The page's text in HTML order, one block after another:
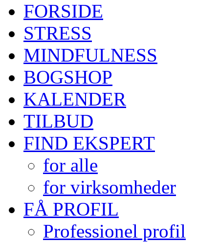
FORSIDE
STRESS
MINDFULNESS
BOGSHOP
KALENDER
TILBUD
FIND EKSPERT
for alle
for virksomheder
FÅ PROFIL
Professionel profil